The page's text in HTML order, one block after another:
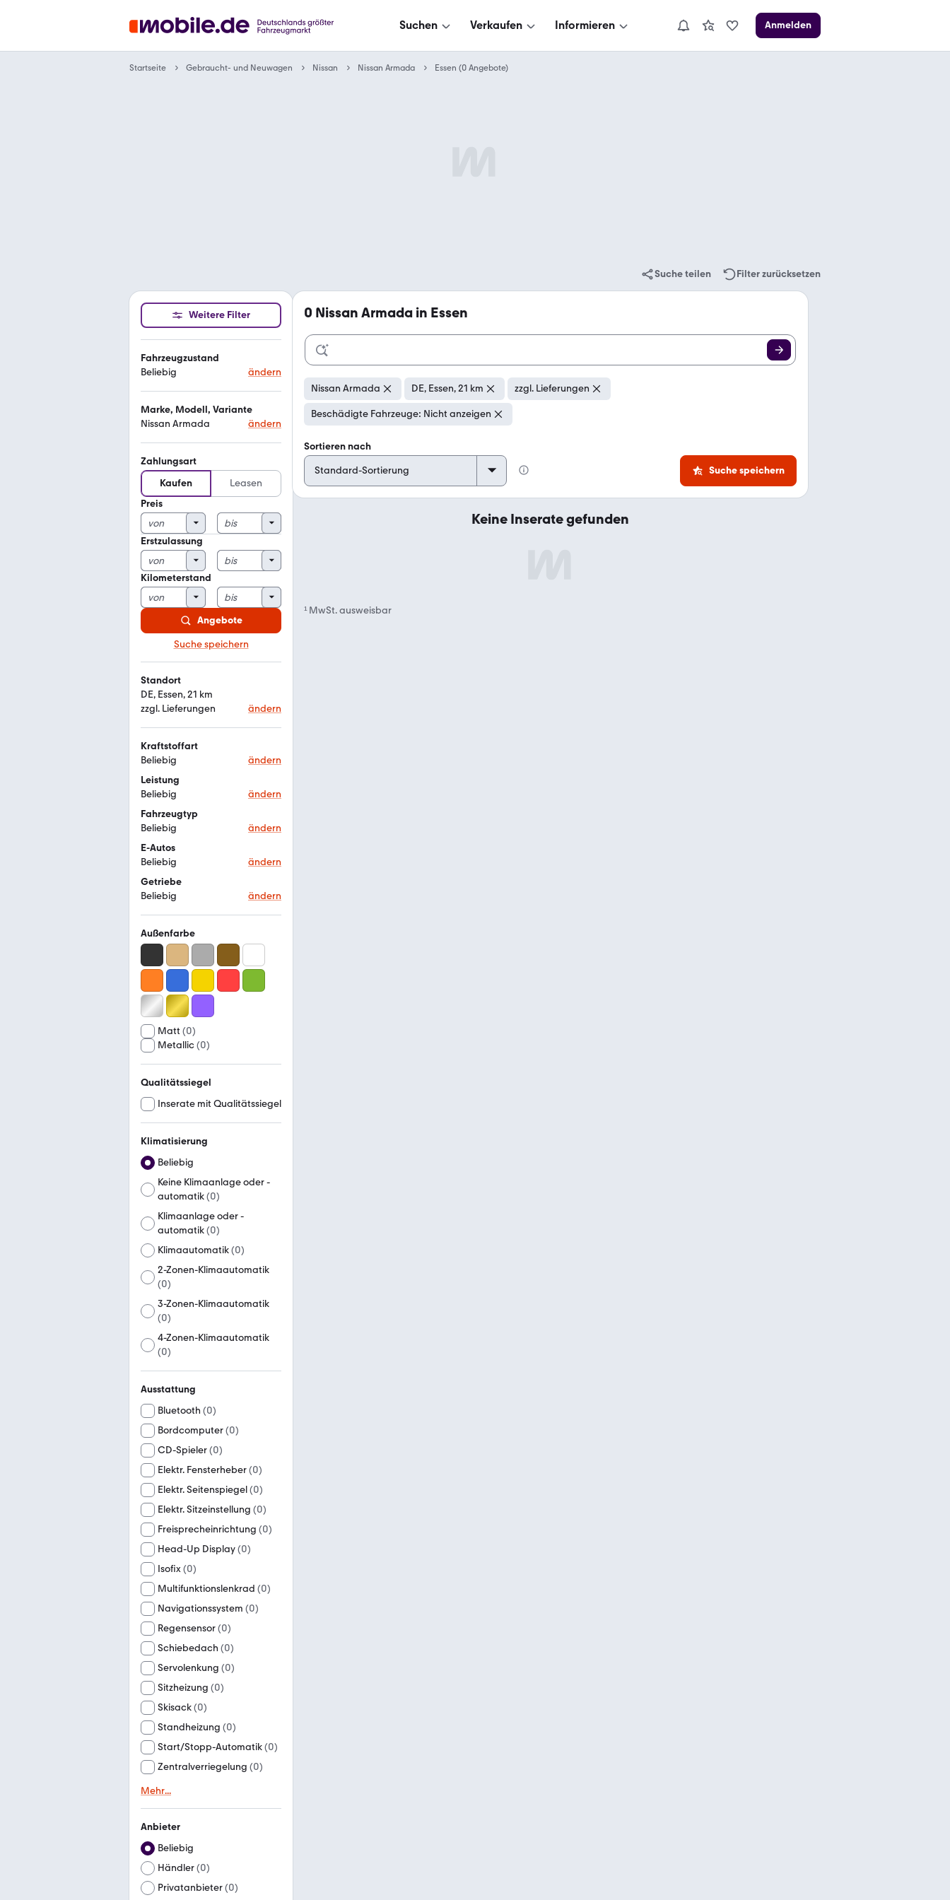
Suchen Verkaufen Informieren Anmelden
Startseite Gebraucht- und Neuwagen Nissan Nissan Armada Essen (0 Angebote)
Suche teilen Filter zurücksetzen
Weitere Filter
Fahrzeugzustand
Beliebig
ändern
Marke, Modell, Variante
Nissan Armada
ändern
Zahlungsart
Kaufen
Leasen
Preis
Erstzulassung
Kilometerstand
Angebote
Suche speichern
Standort
DE, Essen, 21 km
zzgl. Lieferungen
ändern
Kraftstoffart
Beliebig
ändern
Leistung
Beliebig
ändern
Fahrzeugtyp
Beliebig
ändern
E-Autos
Beliebig
ändern
Getriebe
Beliebig
ändern
Außenfarbe
Matt (0)
Metallic(0)
Qualitätssiegel
Inserate mit Qualitätssiegel
Klimatisierung
Beliebig
Keine Klimaanlage oder -
automatik(0)
Klimaanlage oder -
automatik(0)
Klimaautomatik(0)
2-Zonen-Klimaautomatik
(0)
3-Zonen-Klimaautomatik
(0)
4-Zonen-Klimaautomatik
(0)
Ausstattung
Bluetooth (0)
Bordcomputer(0)
CD-Spieler(0)
Elektr. Fensterheber(0)
Elektr. Seitenspiegel(0)
Elektr. Sitzeinstellung (0)
Freisprecheinrichtung (0)
Head-Up Display(0)
Isofix(0)
Multifunktionslenkrad (0)
Navigationssystem (0)
Regensensor(0)
Schiebedach (0)
Servolenkung (0)
Sitzheizung (0)
Skisack(0)
Standheizung (0)
Start/Stopp-Automatik(0)
Zentralverriegelung (0)
Mehr...
Anbieter
Beliebig
Händler(0)
Privatanbieter(0)
0 Nissan Armada in Essen
Nissan Armada DE, Essen, 21 km zzgl. Lieferungen
Beschädigte Fahrzeuge: Nicht anzeigen
Sortieren nach
Suche speichern
Keine Inserate gefunden
¹MwSt. ausweisbar